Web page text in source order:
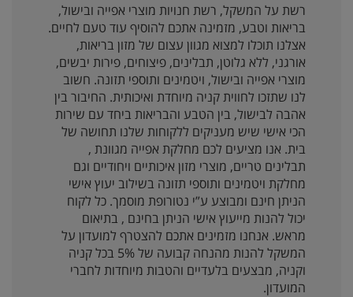
רשת על המשקל, רשת חנויות מוצרי אפייה ובישול,
בריאות וטבע, מזמינה אתכם להוסיף עוד טעם לחיים.
אצלנו תוכלו למצוא מגוון עצום של מזון בריאות,
אורגני, ללא גלוטן, תבלינים, פיצוחים, פירות יבשים,
מוצרי אפייה ובישול, ויטמינים ותוספי תזונה. חשוב
לנו שתזכו לחווית קניה מיוחדת ואיכותית. החיבור בין
אהבה לבישול, בין הטבע והבריאות ביחד עם שירות
הכי אישי שיש מעניקים ללקוחות שלנו תחושה של
בית. אנו מציעים לכם מחלקת אפייה מגוונת ,
תבלינים טריים, מוצרי מזון איכותיים ויחודיים וגם
מחלקת ויטמינים ותוספי תזונה בשילוב יעוץ אישי
הניתן חינם ומבוצע ע”י נטורופת מוסמך. כל לקוח
יכול להנות מייעוץ אישי הניתן בחינם , בתיאום
מראש. אנחנו מזמינים אתכם להצטרף למועדון על
המשקל להנות מהנחה קבועה של 5% בכל קניה
וקניה, מבצעים בלעדיים והטבות מיוחדות לחברי
המועדון.